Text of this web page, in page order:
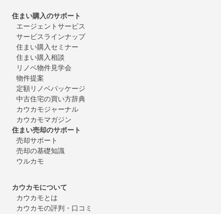
住まい購入のサポート
エージェントサービス
サービスラインナップ
住まい購入セミナー
住まい購入相談
リノベ物件見学会
物件提案
定額リノベパッケージ
中古住宅の買い方辞典
カウカモジャーナル
カウカモマガジン
住まい売却のサポート
売却サポート
売却の基礎知識
ウルカモ
カウカモについて
カウカモとは
カウカモの評判・口コミ